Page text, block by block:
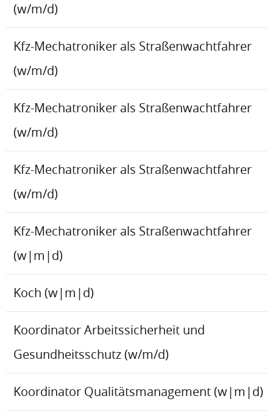
(w/m/d)
Kfz-Mechatroniker als Straßenwachtfahrer
(w/m/d)
Kfz-Mechatroniker als Straßenwachtfahrer
(w/m/d)
Kfz-Mechatroniker als Straßenwachtfahrer
(w/m/d)
Kfz-Mechatroniker als Straßenwachtfahrer
(w|m|d)
Koch (w|m|d)
Koordinator Arbeitssicherheit und
Gesundheitsschutz (w/m/d)
Koordinator Qualitätsmanagement (w|m|d)